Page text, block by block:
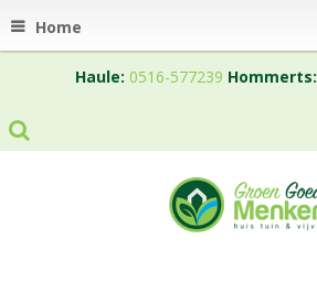
Home
Haule: 0516-577239 Hommerts: